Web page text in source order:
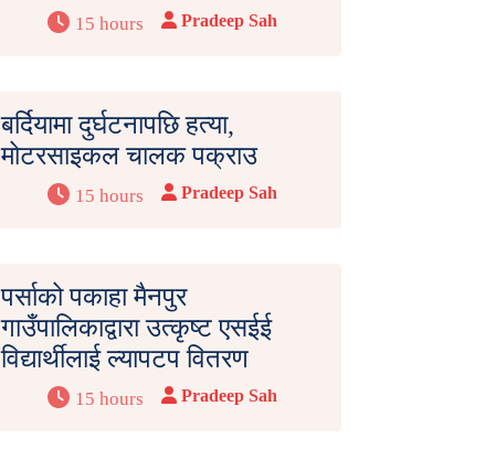
15 hours Pradeep Sah
बर्दियामा दुर्घटनापछि हत्या,
मोटरसाइकल चालक पक्राउ
15 hours Pradeep Sah
पर्साको पकाहा मैनपुर
गाउँपालिकाद्वारा उत्कृष्ट एसईई
विद्यार्थीलाई ल्यापटप वितरण
15 hours Pradeep Sah